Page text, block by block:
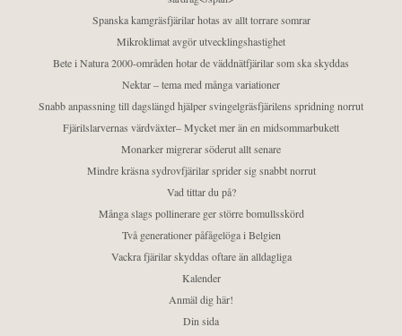
Spanska kamgräsfjärilar hotas av allt torrare somrar
Mikroklimat avgör utvecklingshastighet
Bete i Natura 2000-områden hotar de väddnätfjärilar som ska skyddas
Nektar – tema med många variationer
Snabb anpassning till dagslängd hjälper svingelgräsfjärilens spridning norrut
Fjärilslarvernas värdväxter– Mycket mer än en midsommarbukett
Monarker migrerar söderut allt senare
Mindre kräsna sydrovfjärilar sprider sig snabbt norrut
Vad tittar du på?
Många slags pollinerare ger större bomullsskörd
Två generationer påfågelöga i Belgien
Vackra fjärilar skyddas oftare än alldagliga
Kalender
Anmäl dig här!
Din sida